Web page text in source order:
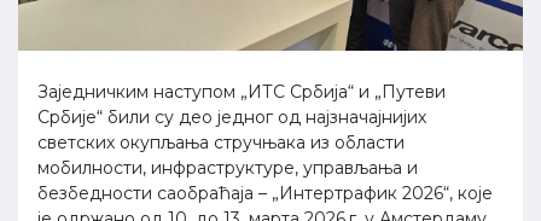
Заједничким наступом „ИТС Србија“ и „Путеви
Србије“ били су део једног од најзначајнијих
светских окупљања стручњака из области
мобилности, инфраструктуре, управљања и
безбедности саобраћаја – „Интертрафик 2026“, које